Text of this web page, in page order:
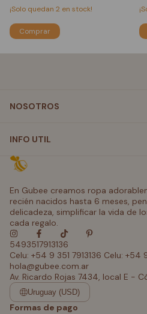
¡Solo quedan 2 en stock!
Comprar
NOSOTROS
INFO UTIL
En Gubee creamos ropa
recién nacidos hasta 6 meses,
delicadeza, simplificar la vida de
cada regalo.
5493517913136
Celu: +54 9 351 7913136 Celu: +54
hola@gubee.com.ar
Av. Ricardo Rojas 7434, local E -
Uruguay (USD)
Formas de pago